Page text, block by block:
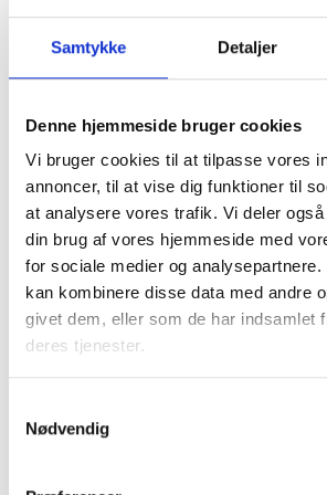
Samtykke Detaljer
Denne hjemmeside bruger cookies
Vi bruger cookies til at tilpasse vores
annoncer, til at vise dig funktioner til
at analysere vores trafik. Vi deler
din brug af vores hjemmeside med
for sociale medier og analysepartnere.
kan kombinere disse data med andre
givet dem, eller som de har indsamlet
deres tjenester.
Nødvendig
I samarbejde med kommunen tager den
socialt ansvar og løser en række
med boligsocial anvisning og aftaler om
af de almene boliger.
Almene boliger drives uden profit, så
huslejen. En del af beboernes husleje
Landsbyggefonden, som støtter
indsatser i almene boligområder. Dette
Faktaark om